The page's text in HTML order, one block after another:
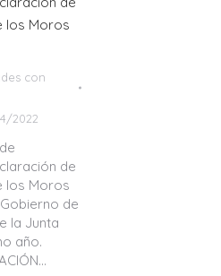
los Moros
con
2022
de
los Moros
de
la Junta
año.